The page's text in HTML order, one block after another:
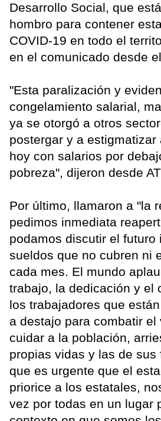
Desarrollo Social, que
hombro para contener
COVID-19 en todo el
en el comunicado desde
"Esta paralización y
congelamiento salarial,
ya se otorgó a otros
postergar y a estigmatizar
hoy con salarios por
pobreza", dijeron desde
Por último, llamaron a "la
pedimos inmediata
podamos discutir el futuro
sueldos que no cubren ni
cada mes. El mundo
trabajo, la dedicación y el
los trabajadores que
a destajo para combatir el
cuidar a la población,
propias vidas y las de sus
que es urgente que el
priorice a los estatales,
vez por todas en un lugar